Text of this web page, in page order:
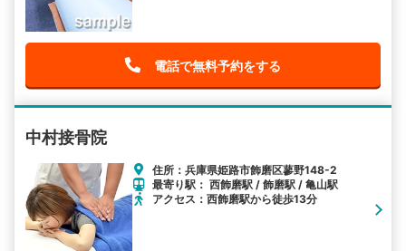
電話で無料予約をする
中村接骨院
住所：兵庫県姫路市飾磨区蓼野148-2
最寄り駅： 西飾磨駅 / 飾磨駅 / 亀山駅
アクセス：西飾磨駅から徒歩13分